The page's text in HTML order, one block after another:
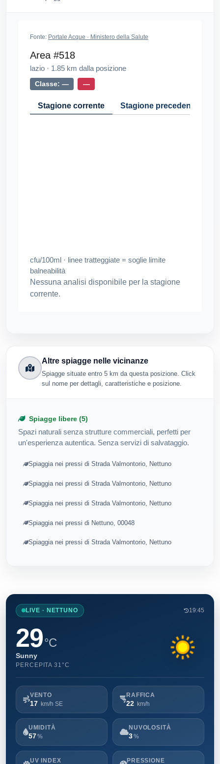
Fonte: Portale Acque · Ministero della Salute
Area #518
lazio · 1.85 km dalla posizione
Classe: — —
Stagione corrente Stagione precedente
cfu/100ml · linee tratteggiate = soglie limite
balneabilità
Nessuna analisi disponibile per la stagione
corrente.
Altre spiagge nelle vicinanze
Spiagge situate entro 5 km da questa posizione. Click
sul nome per dettagli, caratteristiche e posizione.
Spiagge libere (5)
Spazi naturali senza strutture commerciali, perfetti per
un'esperienza autentica. Senza servizi di salvataggio.
Spiaggia nei pressi di Strada Valmontorio, Nettuno
Spiaggia nei pressi di Strada Valmontorio, Nettuno
Spiaggia nei pressi di Strada Valmontorio, Nettuno
Spiaggia nei pressi di Nettuno, 00048
Spiaggia nei pressi di Strada Valmontorio, Nettuno
LIVE · NETTUNO 19:45
29°C
Sunny
PERCEPITA 31°C
VENTO
17 km/h SE
RAFFICA
22 km/h
UMIDITÀ
57 %
NUVOLOSITÀ
3%
UV INDEX PRESSIONE